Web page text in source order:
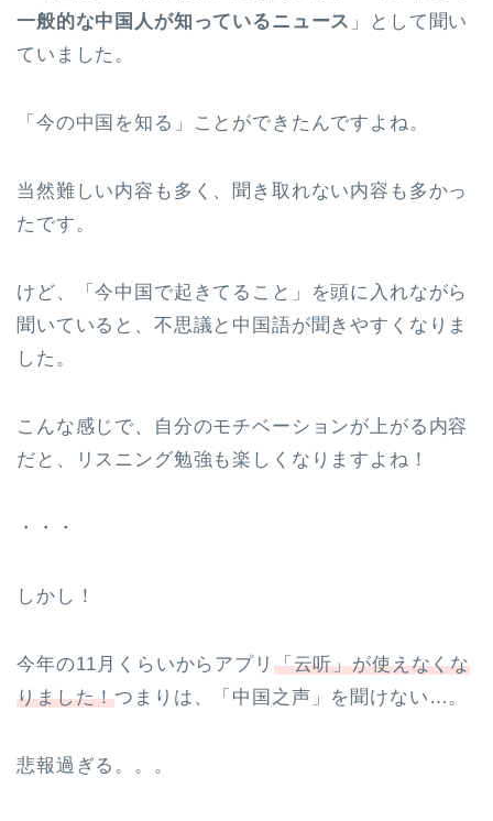
一般的な中国人が知っているニュース 」として聞い
ていました。
「今の中国を知る」ことができたんですよね。
当然難しい内容も多く、聞き取れない内容も多かっ
たです。
けど、「今中国で起きてること」を頭に入れながら
聞いていると、不思議と中国語が聞きやすくなりま
した。
こんな感じで、自分のモチベーションが上がる内容
だと、リスニング勉強も楽しくなりますよね！
・・・
しかし！
今年の11月くらいからアプリ 「云听」が使えなくな
りました！つまりは、「中国之声」を聞けない…。
悲報過ぎる。。。